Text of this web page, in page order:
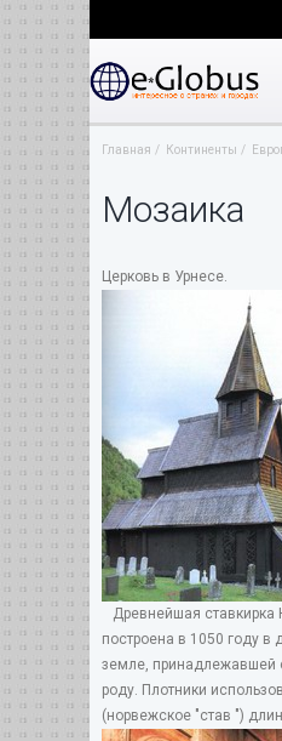
Главная Континенты
Мозаика
Церковь в Урнесе.
Древнейшая ставкирка
построена в 1050 году в
земле, принадлежавшей
роду. Плотники
(норвежское "став ")